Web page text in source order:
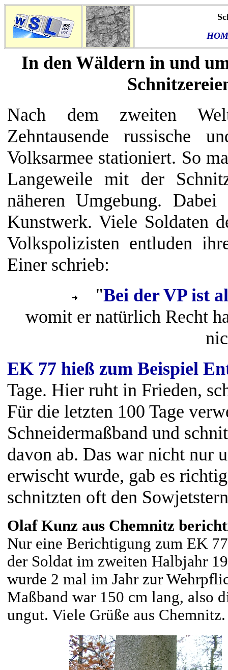
In den Wäldern in und
Nach dem zweiten
Zehntausende russische
Volksarmee stationiert. So
Langeweile mit der
näheren Umgebung.
Kunstwerk. Viele Soldaten
Volkspolizisten entluden
Einer schrieb:
"Bei der VP ist
womit er natürlich Recht
EK 77 hieß zum Beispiel
Tage. Hier ruht in Frieden,
Für die letzten 100 Tage
Schneidermaßband und
davon ab. Das war nicht nur
erwischt wurde, gab es
schnitzten oft den
Olaf Kunz aus Chemnitz
Nur eine Berichtigung zum EK
der Soldat im zweiten Halbjahr
wurde 2 mal im Jahr zur
Maßband war 150 cm lang, also
ungut. Viele Grüße aus Chemnitz.